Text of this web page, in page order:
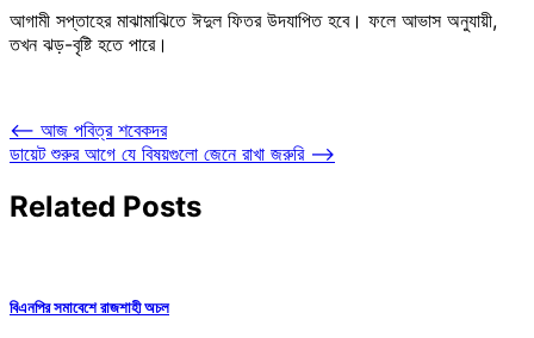
আগামী সপ্তাহের মাঝামাঝিতে ঈদুল ফিতর উদযাপিত হবে। ফলে আভাস অনুযায়ী,
তখন ঝড়-বৃষ্টি হতে পারে।
Post
navigation
⟵ আজ পবিত্র শবেকদর
ডায়েট শুরুর আগে যে বিষয়গুলো জেনে রাখা জরুরি ⟶
Related Posts
বিএনপির সমাবেশে রাজশাহী অচল